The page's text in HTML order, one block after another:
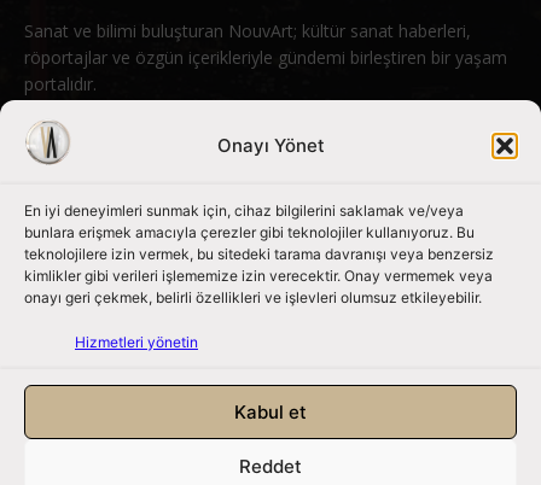
Onayı Yönet
En iyi deneyimleri sunmak için, cihaz bilgilerini saklamak ve/veya
bunlara erişmek amacıyla çerezler gibi teknolojiler kullanıyoruz. Bu
teknolojilere izin vermek, bu sitedeki tarama davranışı veya benzersiz
kimlikler gibi verileri işlememize izin verecektir. Onay vermemek veya
onayı geri çekmek, belirli özellikleri ve işlevleri olumsuz etkileyebilir.
Hizmetleri yönetin
Kabul et
Reddet
Sanat ve bilimi buluşturan NouvArt; kültür sanat haberleri,
röportajlar ve özgün içerikleriyle gündemi birleştiren bir yaşam
portalıdır.
Bizimle iletişime geçin: info@nouvart.net
Bizi Takip Edin